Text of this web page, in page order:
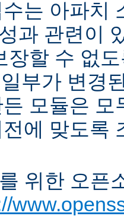
수는 아파치
과 관련이
장할 수 없
부가 변경
모듈은
에 맞도록
위한 오픈